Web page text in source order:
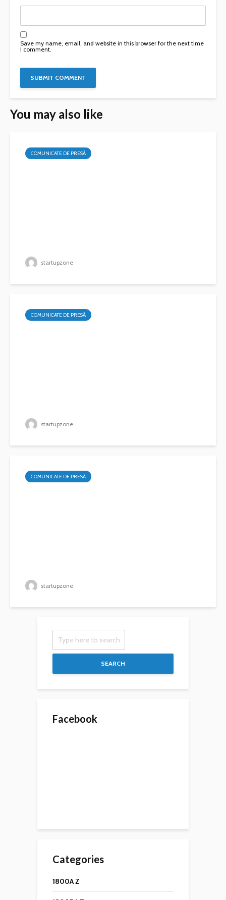
Save my name, email, and website in this browser for the next time
I comment.
You may also like
COMUNICATE DE PRESĂ
startupzone
COMUNICATE DE PRESĂ
startupzone
COMUNICATE DE PRESĂ
startupzone
SEARCH
Facebook
Categories
1800A Z